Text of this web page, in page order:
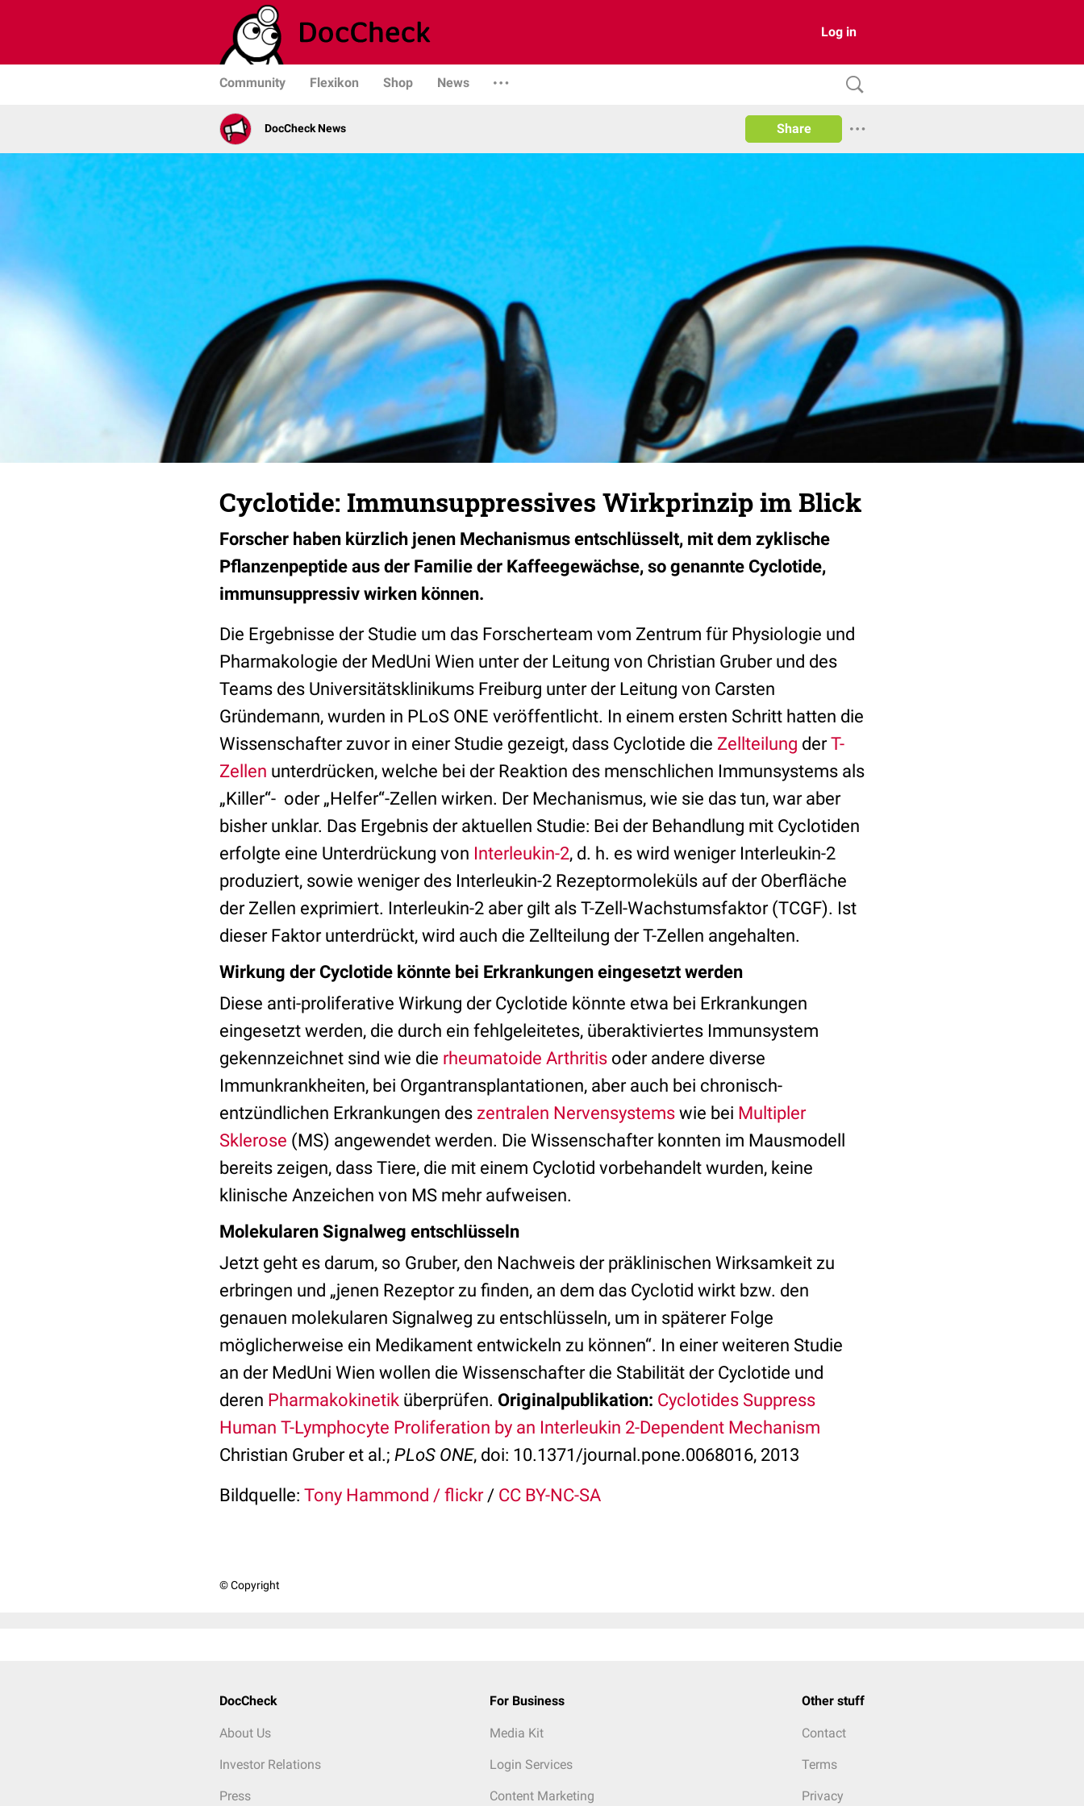
Log in
Community Flexikon Shop News
DocCheck News Share
Cyclotide: Immunsuppressives Wirkprinzip im Blick
Forscher haben kürzlich jenen Mechanismus entschlüsselt, mit dem zyklische
Pflanzenpeptide aus der Familie der Kaffeegewächse, so genannte Cyclotide,
immunsuppressiv wirken können.
Die Ergebnisse der Studie um das Forscherteam vom Zentrum für Physiologie und
Pharmakologie der MedUni Wien unter der Leitung von Christian Gruber und des
Teams des Universitätsklinikums Freiburg unter der Leitung von Carsten
Gründemann, wurden in PLoS ONE veröffentlicht. In einem ersten Schritt hatten die
Wissenschafter zuvor in einer Studie gezeigt, dass Cyclotide die Zellteilung derT-
Zellen unterdrücken, welche bei der Reaktion des menschlichen Immunsystems als
„Killer“- oder „Helfer“-Zellen wirken. Der Mechanismus, wie sie das tun, war aber
bisher unklar. Das Ergebnis der aktuellen Studie: Bei der Behandlung mit Cyclotiden
erfolgte eine Unterdrückung von Interleukin-2, d. h. es wird weniger Interleukin-2
produziert, sowie weniger des Interleukin-2 Rezeptormoleküls auf der Oberfläche
der Zellen exprimiert. Interleukin-2 aber gilt als T-Zell-Wachstumsfaktor (TCGF). Ist
dieser Faktor unterdrückt, wird auch die Zellteilung der T-Zellen angehalten.
Wirkung der Cyclotide könnte bei Erkrankungen eingesetzt werden
Diese anti-proliferative Wirkung der Cyclotide könnte etwa bei Erkrankungen
eingesetzt werden, die durch ein fehlgeleitetes, überaktiviertes Immunsystem
gekennzeichnet sind wie die rheumatoide Arthritis oder andere diverse
Immunkrankheiten, bei Organtransplantationen, aber auch bei chronisch-
entzündlichen Erkrankungen des zentralen Nervensystems wie bei Multipler
Sklerose (MS) angewendet werden. Die Wissenschafter konnten im Mausmodell
bereits zeigen, dass Tiere, die mit einem Cyclotid vorbehandelt wurden, keine
klinische Anzeichen von MS mehr aufweisen.
Molekularen Signalweg entschlüsseln
Jetzt geht es darum, so Gruber, den Nachweis der präklinischen Wirksamkeit zu
erbringen und „jenen Rezeptor zu finden, an dem das Cyclotid wirkt bzw. den
genauen molekularen Signalweg zu entschlüsseln, um in späterer Folge
möglicherweise ein Medikament entwickeln zu können“. In einer weiteren Studie
an der MedUni Wien wollen die Wissenschafter die Stabilität der Cyclotide und
deren Pharmakokinetik überprüfen. Originalpublikation: Cyclotides Suppress
Human T-Lymphocyte Proliferation by an Interleukin 2-Dependent Mechanism
Christian Gruber et al.; PLoS ONE, doi: 10.1371/journal.pone.0068016, 2013
Bildquelle: Tony Hammond / flickr/ CC BY-NC-SA
© Copyright
DocCheck
About Us
Investor Relations
Press
For Business
Media Kit
Login Services
Content Marketing
Other stuff
Contact
Terms
Privacy